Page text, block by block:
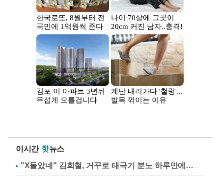
이시간 핫뉴스
"X돌았네" 김희철, 거꾸로 태극기 분노 하루만에…